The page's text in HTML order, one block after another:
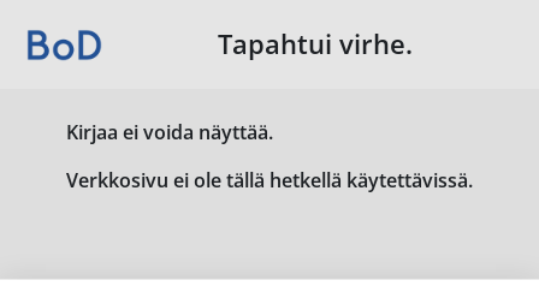
Tapahtui virhe.
Kirjaa ei voida näyttää.
Verkkosivu ei ole tällä hetkellä käytettävissä.